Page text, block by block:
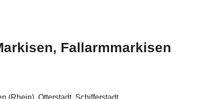
Fallarmmarkisen
(Rhein), Otterstadt, Schifferstadt